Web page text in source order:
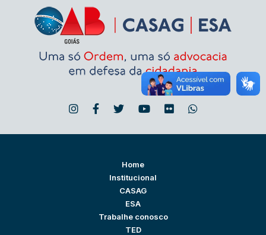
Home
Institucional
CASAG
ESA
Trabalhe conosco
TED